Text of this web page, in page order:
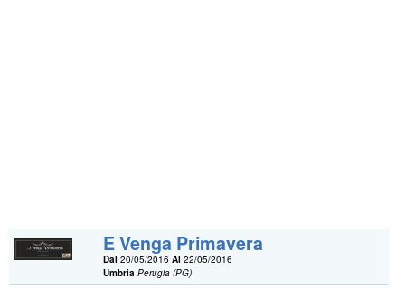
E Venga Primavera
Dal 20/05/2016Al 22/05/2016
Umbria Perugia (PG)